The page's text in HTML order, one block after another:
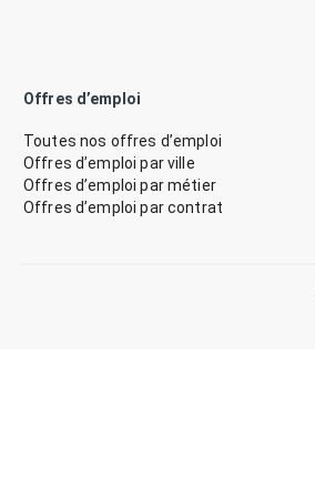
Offres d’emploi
Toutes nos offres d’emploi
Offres d’emploi par ville
Offres d’emploi par métier
Offres d’emploi par contrat